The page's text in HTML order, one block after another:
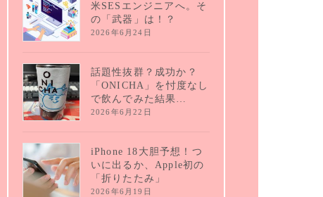
米SESエンジニアへ。そ
の「武器」は！？
2026年6月24日
話題性抜群？成功か？
「ONICHA」を忖度なし
で飲んでみた結果…
2026年6月22日
iPhone 18大胆予想！つ
いに出るか、Apple初の
「折りたたみ」
2026年6月19日